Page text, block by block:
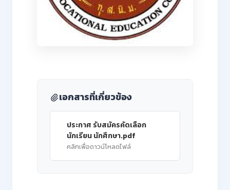
เอกสารที่เกี่ยวข้อง
ประกาศ รับสมัครคัดเลือก
นักเรียน นักศึกษา.pdf
คลิกเพื่อดาวน์โหลดไฟล์